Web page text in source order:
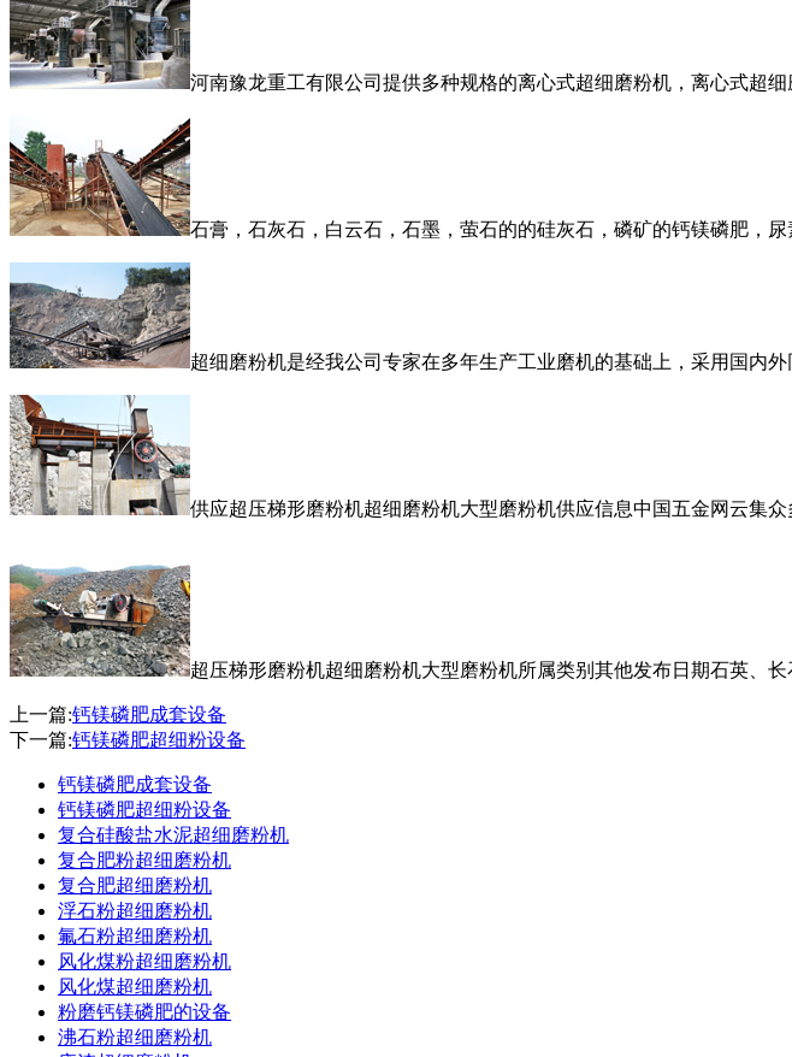
河南豫龙重工有限公司提供多种规格的离心式超细磨粉机，离心式超
石膏，石灰石，白云石，石墨，萤石的的硅灰石，磷矿的钙镁磷肥，
超细磨粉机是经我公司专家在多年生产工业磨机的基础上，采用国内
供应超压梯形磨粉机超细磨粉机大型磨粉机供应信息中国五金网云集
超压梯形磨粉机超细磨粉机大型磨粉机所属类别其他发布日期石英、
上一篇:钙镁磷肥成套设备
下一篇:钙镁磷肥超细粉设备
钙镁磷肥成套设备
钙镁磷肥超细粉设备
复合硅酸盐水泥超细磨粉机
复合肥粉超细磨粉机
复合肥超细磨粉机
浮石粉超细磨粉机
氟石粉超细磨粉机
风化煤粉超细磨粉机
风化煤超细磨粉机
粉磨钙镁磷肥的设备
沸石粉超细磨粉机